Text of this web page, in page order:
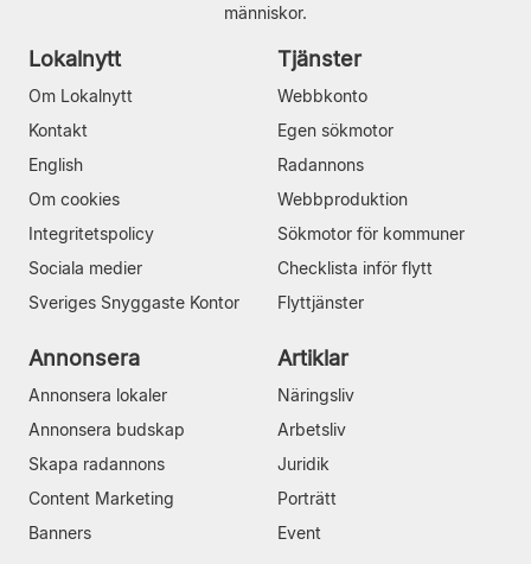
människor.
Lokalnytt
Om Lokalnytt
Kontakt
English
Om cookies
Integritetspolicy
Sociala medier
Sveriges Snyggaste Kontor
Tjänster
Webbkonto
Egen sökmotor
Radannons
Webbproduktion
Sökmotor för kommuner
Checklista inför flytt
Flyttjänster
Annonsera
Annonsera lokaler
Annonsera budskap
Skapa radannons
Content Marketing
Banners
Artiklar
Näringsliv
Arbetsliv
Juridik
Porträtt
Event